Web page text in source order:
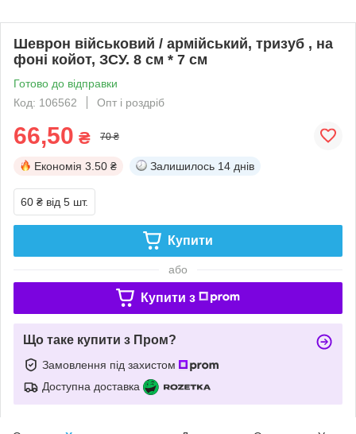
Шеврон військовий / армійський, тризуб , на
фоні койот, ЗСУ. 8 см * 7 см
Готово до відправки
Код: 106562
Опт і роздріб
66,50 ₴ 70 ₴
Економія 3.50 ₴ Залишилось 14 днів
60 ₴ від 5 шт.
Купити
або
Купити з
Що таке купити з Пром?
Замовлення під захистом
Доступна доставка